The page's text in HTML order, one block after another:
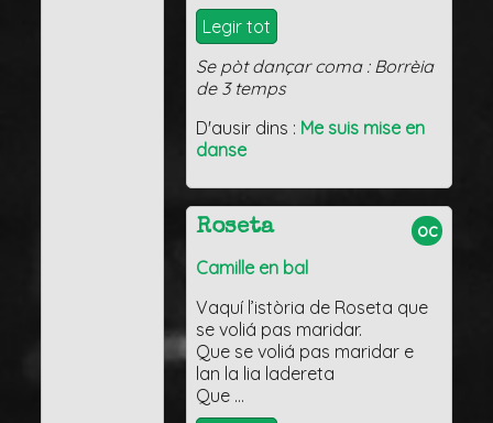
Legir tot
Se pòt dançar coma : Borrèia
de 3 temps
D'ausir dins : Me suis mise en
danse
oc
Roseta
Camille en bal
Vaquí l’istòria de Roseta que
se voliá pas maridar.
Que se voliá pas maridar e
lan la lia ladereta
Que …